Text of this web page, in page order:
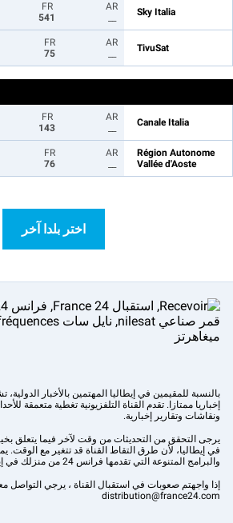
Sky Italia
AR
FR
541
TivuSat
AR
FR
75
Canale Italia
AR
FR
143
Région Autonome
Vallée d'Aoste
AR
FR
76
اختر بلدا آخر
إخباريا ممتازا. تقدم القناة التلفزيونية تغطية متعمقة
ونقاشات وتقارير إخبارية.
في إيطاليا، لأن طرق التقاط القناة قد تتغير مع الوقت.
والبرامج المتنوعة التي تقدمها فرانس 24 من منزلك في إيطاليا.
إذا واجهتم صعوبات في استقبال القناة ، يرجي التواصل
distribution@france24.com